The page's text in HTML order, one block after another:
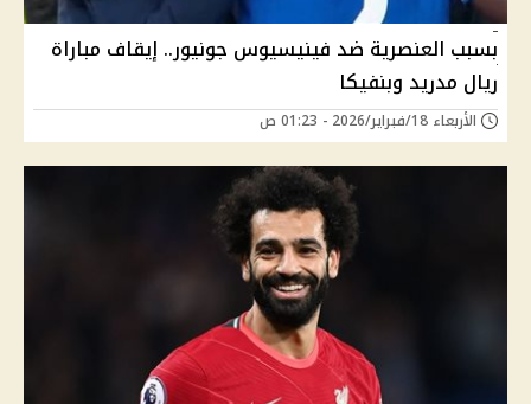
بسبب العنصرية ضد فينيسيوس جونيور.. إيقاف مباراة
ريال مدريد وبنفيكا
الأربعاء 18/فبراير/2026 - 01:23 ص